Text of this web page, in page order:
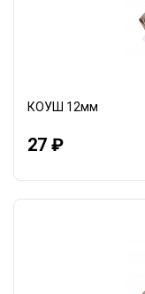
КОУШ 12мм
27 ₽